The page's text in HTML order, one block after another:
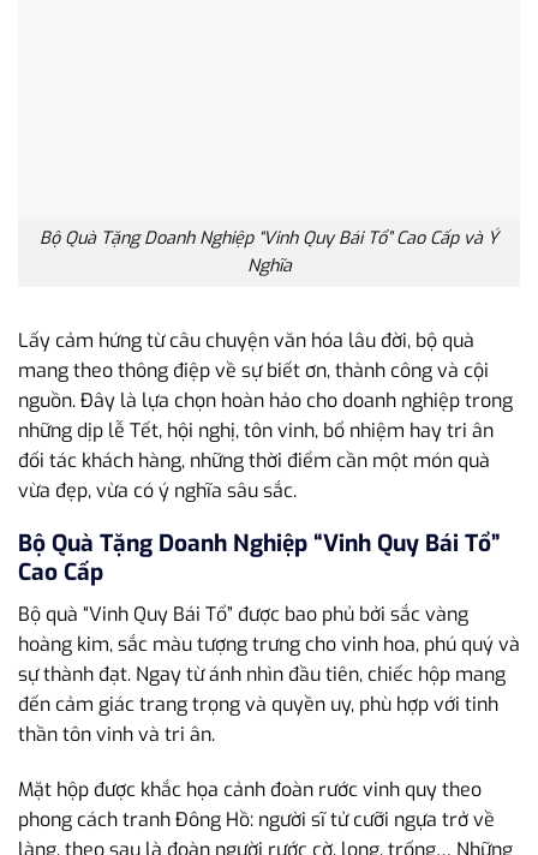
Bộ Quà Tặng Doanh Nghiệp “Vinh Quy Bái Tổ” Cao Cấp và Ý
Nghĩa
Lấy cảm hứng từ câu chuyện văn hóa lâu đời, bộ quà
mang theo thông điệp về sự biết ơn, thành công và cội
nguồn. Đây là lựa chọn hoàn hảo cho doanh nghiệp trong
những dịp lễ Tết, hội nghị, tôn vinh, bổ nhiệm hay tri ân
đối tác khách hàng, những thời điểm cần một món quà
vừa đẹp, vừa có ý nghĩa sâu sắc.
Bộ Quà Tặng Doanh Nghiệp “Vinh Quy Bái Tổ”
Cao Cấp
Bộ quà “Vinh Quy Bái Tổ” được bao phủ bởi sắc vàng
hoàng kim, sắc màu tượng trưng cho vinh hoa, phú quý và
sự thành đạt. Ngay từ ánh nhìn đầu tiên, chiếc hộp mang
đến cảm giác trang trọng và quyền uy, phù hợp với tinh
thần tôn vinh và tri ân.
Mặt hộp được khắc họa cảnh đoàn rước vinh quy theo
phong cách tranh Đông Hồ: người sĩ tử cưỡi ngựa trở về
làng, theo sau là đoàn người rước cờ, lọng, trống… Những